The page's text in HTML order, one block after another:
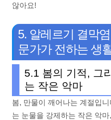
않아요!
5. 알레르기 결막
문가가 전하는 생
5.1 봄의 기적, 그
는 작은 악마
봄, 만물이 깨어나는 계절입
는 눈물을 강제하는 작은 악